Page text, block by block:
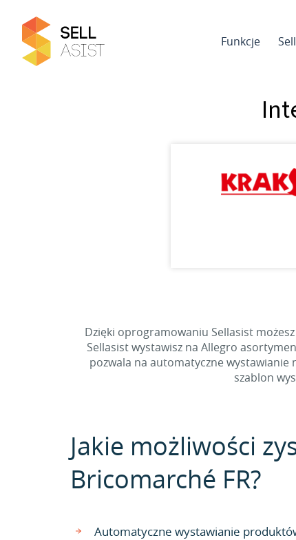
Funkcje
Dzięki oprogramowaniu Sellasist
Sellasist wystawisz na Allegro
pozwala na automatyczne wystawianie
szablon
Jakie możliwości
Bricomarché FR?
Automatyczne wystawianie